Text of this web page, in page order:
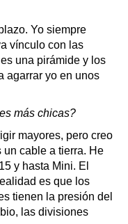
Yo siempre
vínculo con las
una pirámide y los
agarrar yo en unos
más chicas?
mayores, pero creo
cable a tierra. He
y hasta Mini. El
es que los
tienen la presión del
las divisiones